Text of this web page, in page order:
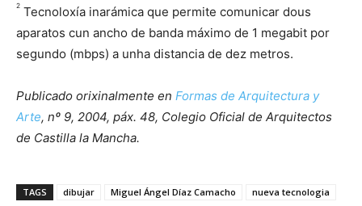
2 Tecnoloxía inarámica que permite comunicar dous
aparatos cun ancho de banda máximo de 1 megabit por
segundo (mbps) a unha distancia de dez metros.
Publicado orixinalmente en Formas de Arquitectura y
Arte, nº 9, 2004, páx. 48, Colegio Oficial de Arquitectos
de Castilla la Mancha.
TAGS dibujar Miguel Ángel Díaz Camacho
nueva tecnologia